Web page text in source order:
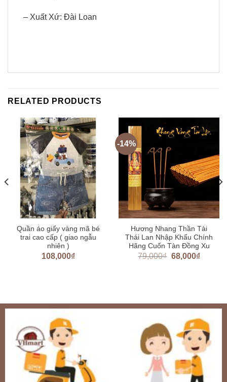
– Xuất Xứ: Đài Loan
RELATED PRODUCTS
Quần áo giấy vàng mã bé
trai cao cấp ( giao ngẫu
nhiên )
108,000₫
-14%
Hương Nhang Thần Tài
Thái Lan Nhập Khẩu Chính
Hãng Cuốn Tàn Đồng Xu
79,000₫ 68,000₫